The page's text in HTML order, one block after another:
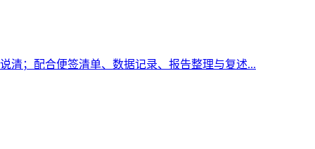
清；配合便签清单、数据记录、报告整理与复述...